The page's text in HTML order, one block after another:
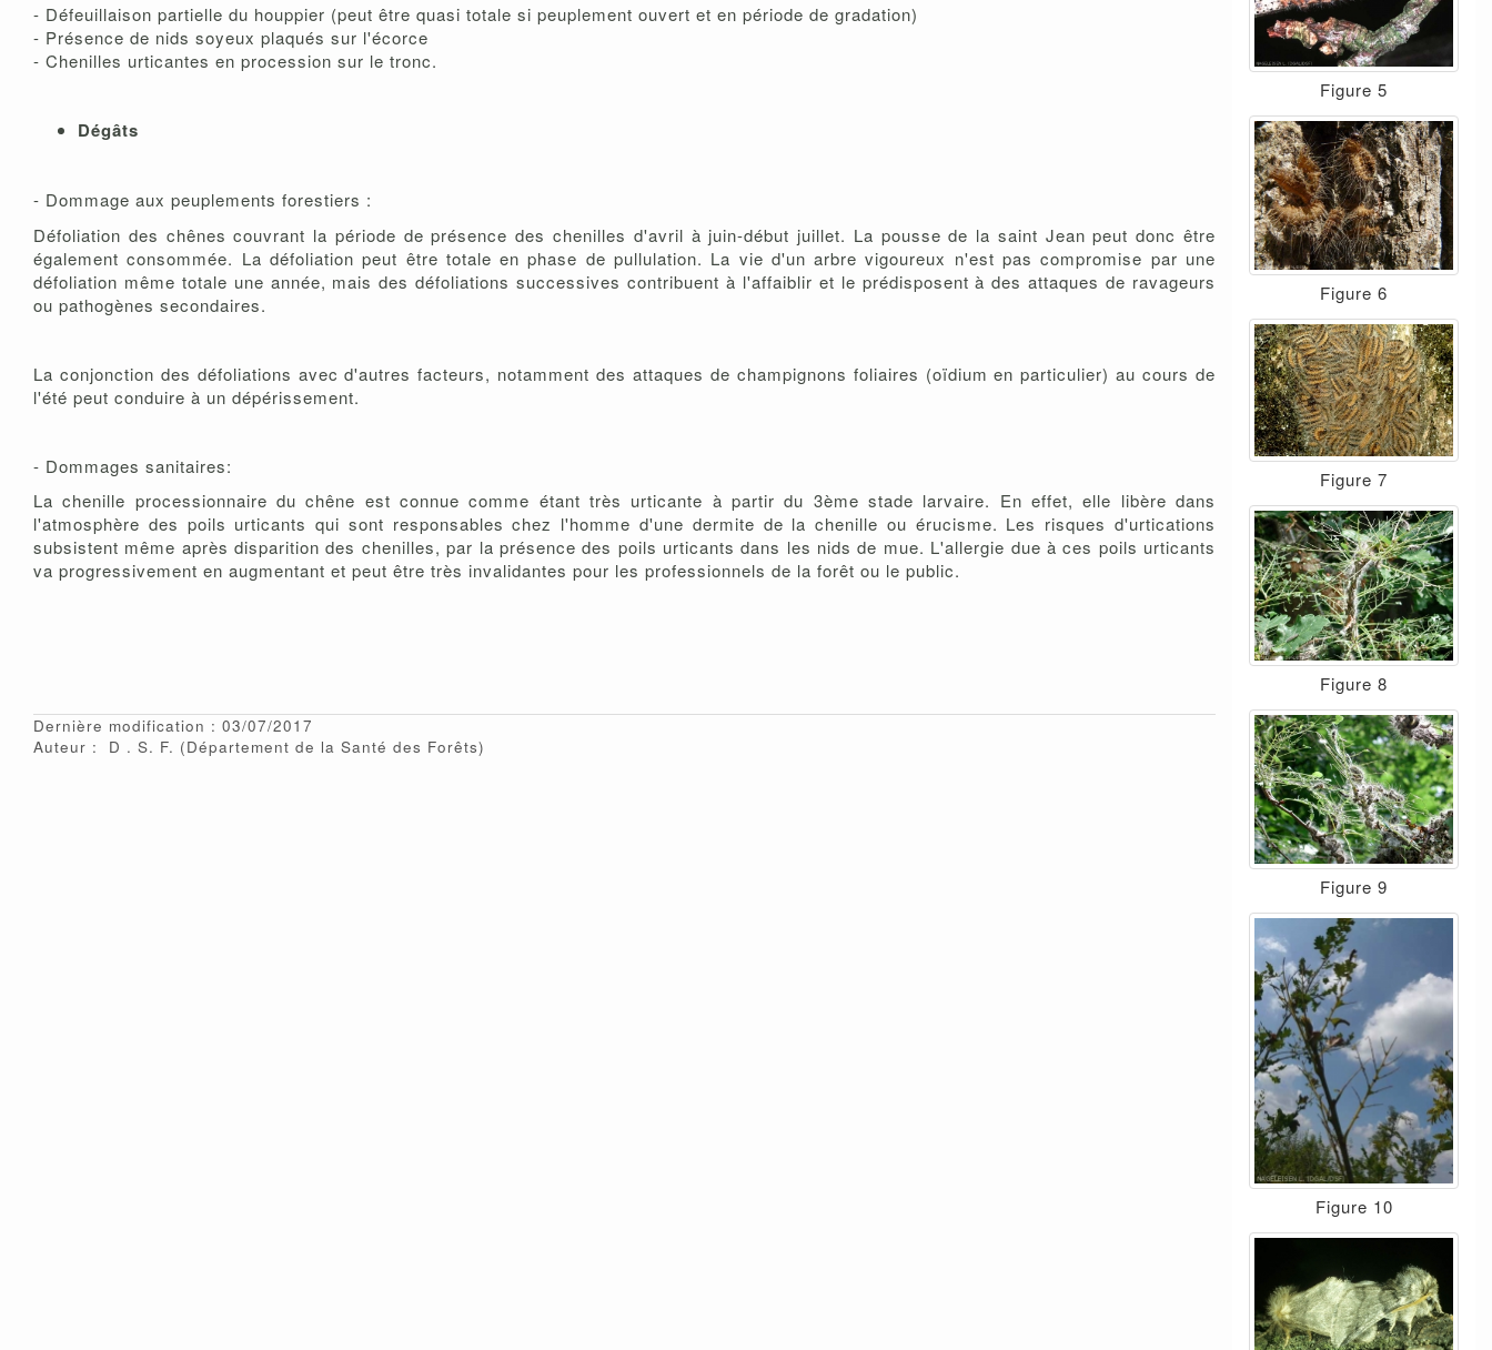
- Défeuillaison partielle du houppier (peut être quasi totale si peuplement ouvert et en période de gradation)
- Présence de nids soyeux plaqués sur l'écorce
- Chenilles urticantes en procession sur le tronc.
Dégâts
- Dommage aux peuplements forestiers :
Défoliation des chênes couvrant la période de présence des chenilles d'avril à juin-début juillet. La pousse de la saint Jean peut donc être
également consommée. La défoliation peut être totale en phase de pullulation. La vie d'un arbre vigoureux n'est pas compromise par une
défoliation même totale une année, mais des défoliations successives contribuent à l'affaiblir et le prédisposent à des attaques de ravageurs
ou pathogènes secondaires.
La conjonction des défoliations avec d'autres facteurs, notamment des attaques de champignons foliaires (oïdium en particulier) au cours de
l'été peut conduire à un dépérissement.
- Dommages sanitaires:
La chenille processionnaire du chêne est connue comme étant très urticante à partir du 3ème stade larvaire. En effet, elle libère dans
l'atmosphère des poils urticants qui sont responsables chez l'homme d'une dermite de la chenille ou érucisme. Les risques d'urtications
subsistent même après disparition des chenilles, par la présence des poils urticants dans les nids de mue. L'allergie due à ces poils urticants
va progressivement en augmentant et peut être très invalidantes pour les professionnels de la forêt ou le public.
Dernière modification : 03/07/2017
Auteur :
D S. F. (Département de la Santé des Forêts)
Figure 5
Figure 6
Figure 7
Figure 8
Figure 9
Figure 10